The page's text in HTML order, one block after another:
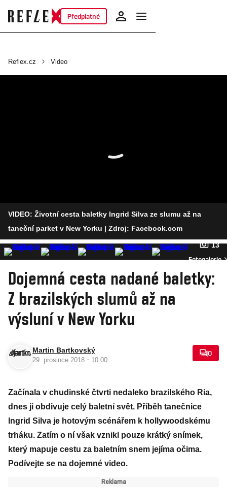
Předplatné
Reflex.cz Video
VIDEO: Životní cesta baletky Ingrid Silva ze slumu až na
taneční parket v New Yorku | Zdroj: Facebook.com
13
Fotogalerie
Dojemná cesta nadané baletky:
Z brazilských slumů až na
výsluní v New Yorku
Martin Bartkovský
29. prosince 2018 · 10:00
0
Začínala v chudinské čtvrti nedaleko brazilského Ria,
dnes ji obdivuje celý baletní svět. Příběh tanečnice
Ingrid Silva je hotovým scénářem k hollywoodskému
trháku. Zatím o ní však vznikl pouze krátký snímek,
který mapuje cestu za baletním snem jejíma očima.
Podívejte se na dojemné video.